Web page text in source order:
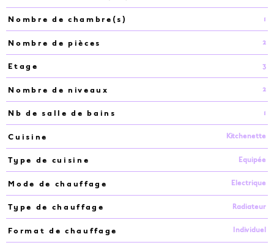
Nombre de chambre(s) 1
Nombre de pièces 2
Etage 3
Nombre de niveaux 2
Nb de salle de bains 1
Cuisine Kitchenette
Type de cuisine Equipée
Mode de chauffage Electrique
Type de chauffage Radiateur
Format de chauffage Individuel